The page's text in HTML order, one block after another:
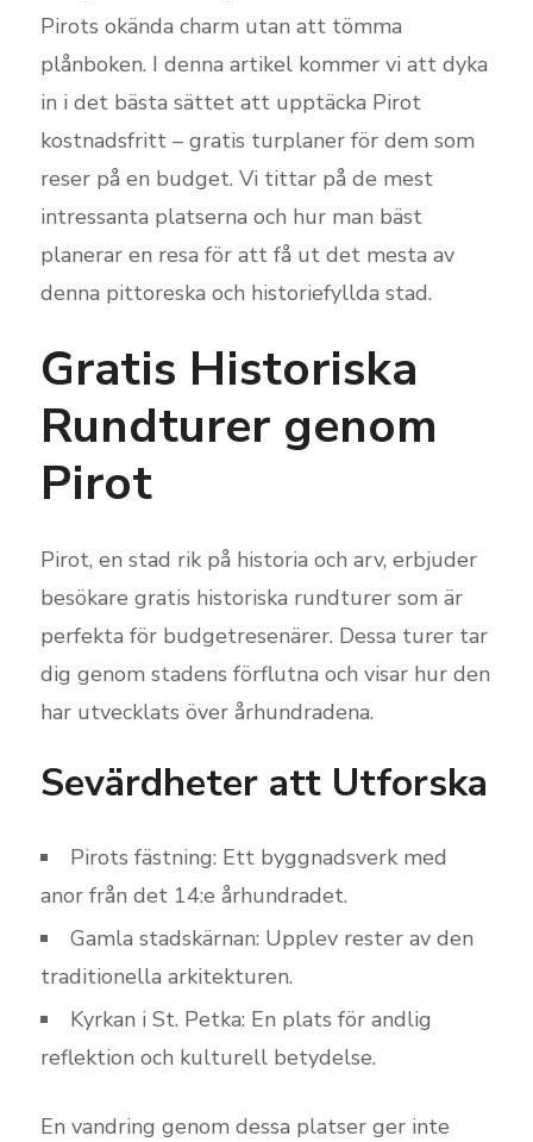
Pirots okända charm utan att tömma
plånboken. I denna artikel kommer vi att dyka
in i det bästa sättet att upptäcka Pirot
kostnadsfritt – gratis turplaner för dem som
reser på en budget. Vi tittar på de mest
intressanta platserna och hur man bäst
planerar en resa för att få ut det mesta av
denna pittoreska och historiefyllda stad.
Gratis Historiska
Rundturer genom
Pirot
Pirot, en stad rik på historia och arv, erbjuder
besökare gratis historiska rundturer som är
perfekta för budgetresenärer. Dessa turer tar
dig genom stadens förflutna och visar hur den
har utvecklats över århundradena.
Sevärdheter att Utforska
Pirots fästning: Ett byggnadsverk med
anor från det 14:e århundradet.
Gamla stadskärnan: Upplev rester av den
traditionella arkitekturen.
Kyrkan i St. Petka: En plats för andlig
reflektion och kulturell betydelse.
En vandring genom dessa platser ger inte